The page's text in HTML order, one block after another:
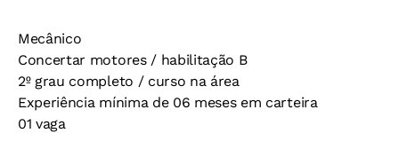
Mecânico
Concertar motores / habilitação B
2º grau completo / curso na área
Experiência mínima de 06 meses em carteira
01 vaga